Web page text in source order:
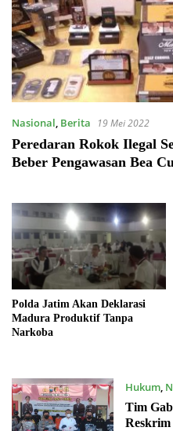
Nasional, Berita 19 Mei 2022
Peredaran Rokok Ilegal
Beber Pengawasan Bea
Polda Jatim Akan Deklarasi
Madura Produktif Tanpa
Narkoba
Hukum,
Tim
Reskrim